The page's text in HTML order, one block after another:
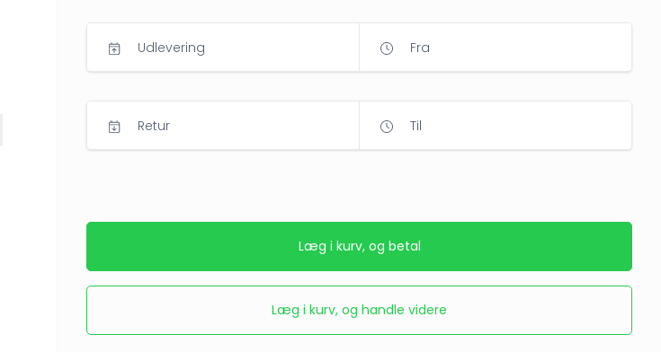
Udlevering Fra
Retur Til
Læg i kurv, og betal
Læg i kurv, og handle videre